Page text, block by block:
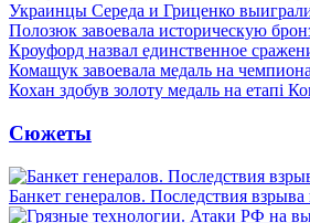
Украинцы Середа и Гриценко
Полозюк завоевала историческую
Кроуфорд назвал единственное
Комащук завоевала медаль на
Кохан здобув золоту медаль на етапі
Сюжеты
Банкет генералов. Последствия